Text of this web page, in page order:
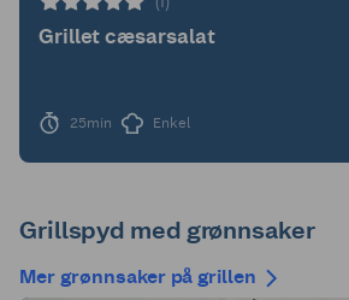
Grillet cæsarsalat
25min Enkel
Grillspyd med grønnsaker
Mer grønnsaker på grillen